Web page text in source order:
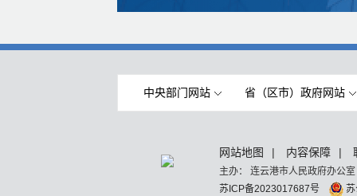
中央部门网站 省（区市）政府网站
网站地图 | 内容保障 |
主办： 连云港市人民政府办公
苏ICP备2023017687号